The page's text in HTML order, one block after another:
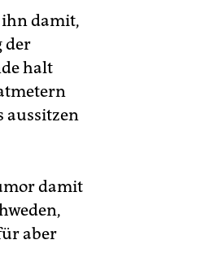
ihn damit,
der
halt
aussitzen
damit
aber